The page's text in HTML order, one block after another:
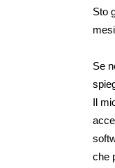
Sto
Se
Il
che